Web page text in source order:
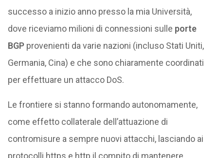
successo a inizio anno presso la mia Università,
dove riceviamo milioni di connessioni sulle porte
BGPprovenienti da varie nazioni (incluso Stati Uniti,
Germania, Cina) e che sono chiaramente coordinati
per effettuare un attacco DoS.
Le frontiere si stanno formando autonomamente,
come effetto collaterale dell’attuazione di
contromisure a sempre nuovi attacchi, lasciando ai
protocolli https e http il compito di mantenere